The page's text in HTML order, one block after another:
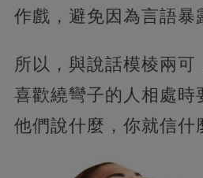
作戲，避免因為言語暴
所以，與說話模棱兩可
喜歡繞彎子的人相處時
他們說什麼，你就信什